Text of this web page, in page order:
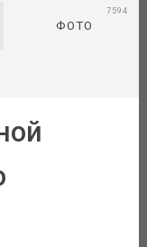
ФОТО
7594